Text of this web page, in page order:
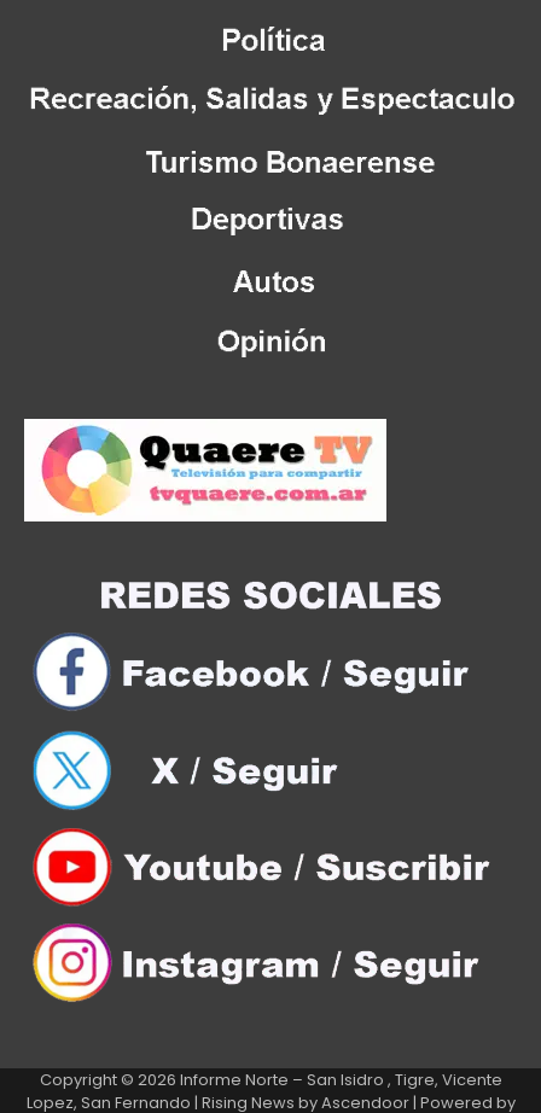
Copyright © 2026 Informe Norte – San Isidro , Tigre, Vicente
Lopez, San Fernando | Rising News byAscendoor| Powered by